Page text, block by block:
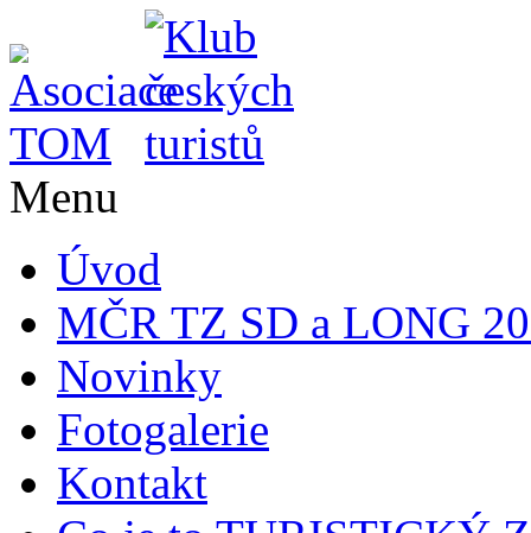
Menu
Úvod
MČR TZ SD a LONG
Novinky
Fotogalerie
Kontakt